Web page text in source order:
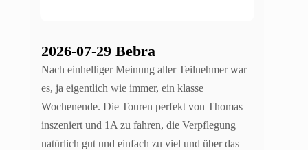
2026-07-29 Bebra
Nach einhelliger Meinung aller Teilnehmer war
es, ja eigentlich wie immer, ein klasse
Wochenende. Die Touren perfekt von Thomas
inszeniert und 1A zu fahren, die Verpflegung
natürlich gut und einfach zu viel und über das